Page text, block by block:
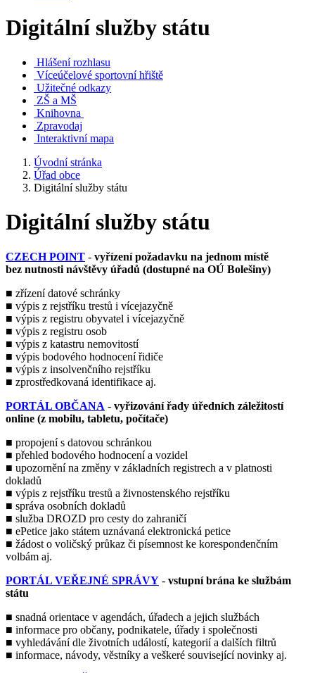
Digitální služby státu
Hlášení rozhlasu
Víceúčelové sportovní hřiště
Užitečné odkazy
ZŠ a MŠ
Knihovna
Zpravodaj
Interaktivní mapa
Úvodní stránka
Úřad obce
Digitální služby státu
Digitální služby státu
CZECH POINT - vyřízení požadavku na jednom místě
bez nutnosti návštěvy úřadů (dostupné na OÚ Bolešiny)
■ zřízení datové schránky
■ výpis z rejstříku trestů i vícejazyčně
■ výpis z registru obyvatel i vícejazyčně
■ výpis z registru osob
■ výpis z katastru nemovitostí
■ výpis bodového hodnocení řidiče
■ výpis z insolvenčního rejstříku
■ zprostředkovaná identifikace aj.
PORTÁL OBČANA - vyřizování řady úředních záležitostí
online (z mobilu, tabletu, počítače)
■ propojení s datovou schránkou
■ přehled bodového hodnocení a vozidel
■ upozornění na změny v základních registrech a v platnosti
dokladů
■ výpis z rejstříku trestů a živnostenského rejstříku
■ správa osobních dokladů
■ služba DROZD pro cesty do zahraničí
■ ePetice jako státem uznávaná elektronická petice
■ žádost o voličský průkaz či písemnost ke korespondenčním
volbám aj.
PORTÁL VEŘEJNÉ SPRÁVY - vstupní brána ke službám
státu
■ snadná orientace v agendách, úřadech a jejich službách
■ informace pro občany, podnikatele, úřady i společnosti
■ vyhledávání dle životních událostí, kategorií a dalších filtrů
■ informace, návody, věstníky a veškeré související novinky aj.